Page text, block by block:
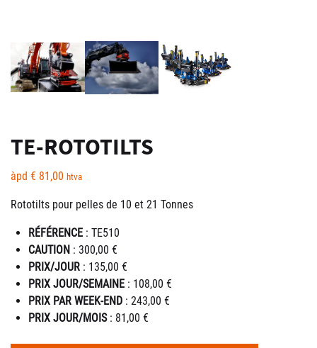
TE-ROTOTILTS
àpd € 81,00 htva
Rototilts pour pelles de 10 et 21 Tonnes
RÉFÉRENCE : TE510
CAUTION : 300,00 €
PRIX/JOUR : 135,00 €
PRIX JOUR/SEMAINE : 108,00 €
PRIX PAR WEEK-END : 243,00 €
PRIX JOUR/MOIS: 81,00 €